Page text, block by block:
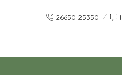
26650 25350